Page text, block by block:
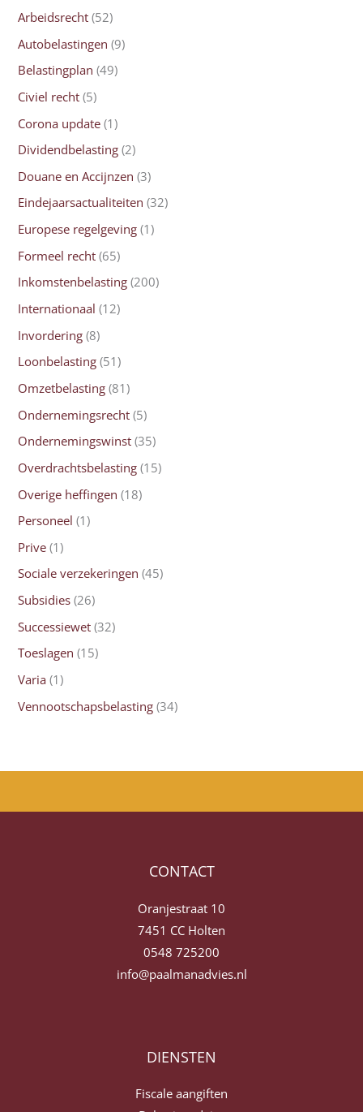
Arbeidsrecht (52)
Autobelastingen (9)
Belastingplan (49)
Civiel recht (5)
Corona update (1)
Dividendbelasting (2)
Douane en Accijnzen (3)
Eindejaarsactualiteiten (32)
Europese regelgeving (1)
Formeel recht (65)
Inkomstenbelasting (200)
Internationaal (12)
Invordering (8)
Loonbelasting (51)
Omzetbelasting (81)
Ondernemingsrecht (5)
Ondernemingswinst (35)
Overdrachtsbelasting (15)
Overige heffingen (18)
Personeel (1)
Prive (1)
Sociale verzekeringen (45)
Subsidies (26)
Successiewet (32)
Toeslagen (15)
Varia (1)
Vennootschapsbelasting (34)
CONTACT
Oranjestraat 10
7451 CC Holten
0548 725200
info@paalmanadvies.nl
DIENSTEN
Fiscale aangiften